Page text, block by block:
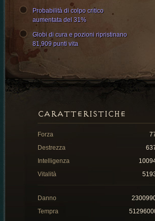
Probabilità di colpo critico
aumentata del 31%
Globi di cura e pozioni ripristinano
81,909 punti vita
CARATTERISTICHE
Forza
Destrezza
Intelligenza
Vitalità
Danno
Tempra